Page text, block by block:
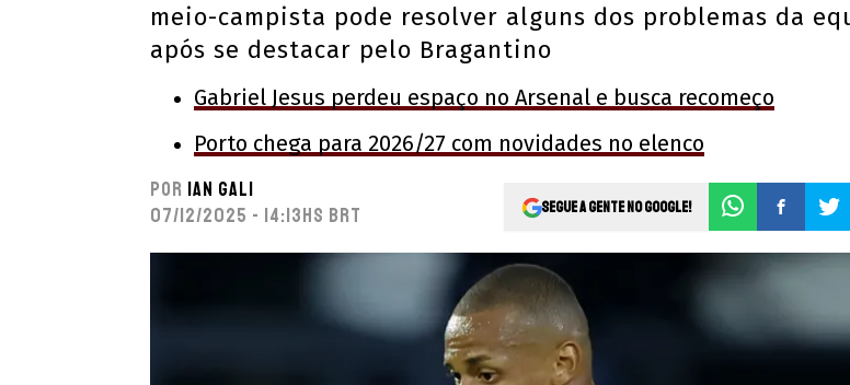
EUROPA LEAGUEmeio-campista pode resolver alguns dos problemas da
após se destacar pelo Bragantino
Gabriel Jesus perdeu espaço no Arsenal e busca recomeço
Porto chega para 2026/27 com novidades no elenco
Por Ian Gali
07/12/2025 - 14:13hs BRT
Segue a gente no Google!